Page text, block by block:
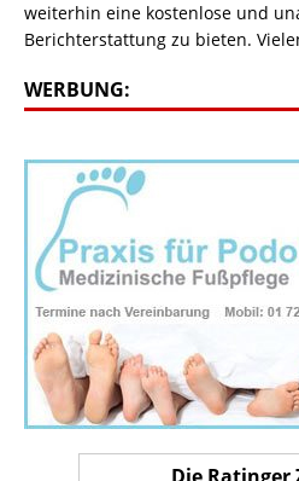
weiterhin eine kostenlose und
Berichterstattung zu bieten.
WERBUNG: